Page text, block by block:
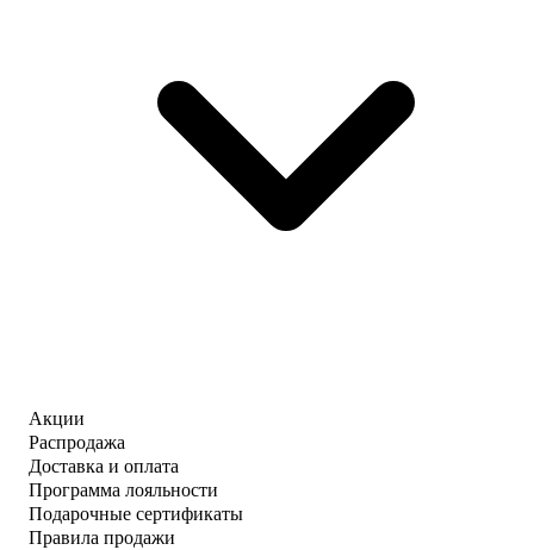
Акции
Распродажа
Доставка и оплата
Программа лояльности
Подарочные сертификаты
Правила продажи